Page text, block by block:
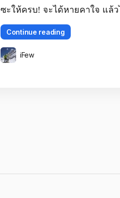
ซะให้ครบ! จะได้หายคาใจ แล้
Continue reading
iFew